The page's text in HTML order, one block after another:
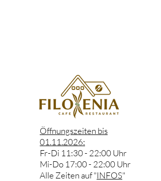
Öffnungszeiten bis
01.11.2026:
Fr-Di 11:30 - 22:00 Uhr
Mi-Do 17:00 - 22:00 Uhr
Alle Zeiten auf "INFOS"